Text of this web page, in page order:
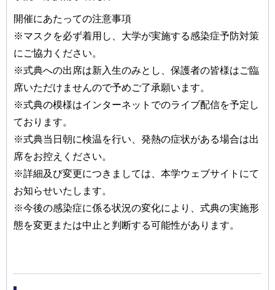
開催にあたっての注意事項
※マスクを必ず着用し、大学が実施する感染症予防対策
にご協力ください。
※式典への出席は新入生のみとし、保護者の皆様はご臨
席いただけませんので予めご了承願います。
※式典の模様はインターネットでのライブ配信を予定し
ております。
※式典当日朝に検温を行い、発熱の症状がある場合は出
席をお控えください。
※詳細及び変更につきましては、本学ウェブサイトにて
お知らせいたします。
※今後の感染症に係る状況の変化により、式典の実施形
態を変更または中止と判断する可能性があります。